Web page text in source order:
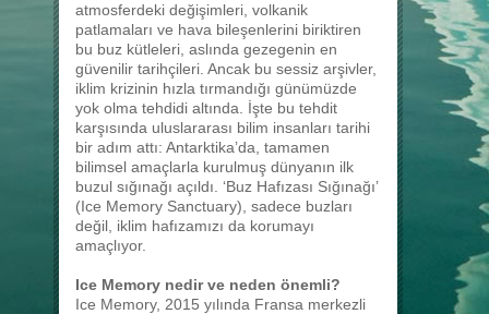
atmosferdeki değişimleri, volkanik
patlamaları ve hava bileşenlerini biriktiren
bu buz kütleleri, aslında gezegenin en
güvenilir tarihçileri. Ancak bu sessiz arşivler,
iklim krizinin hızla tırmandığı günümüzde
yok olma tehdidi altında. İşte bu tehdit
karşısında uluslararası bilim insanları tarihi
bir adım attı: Antarktika’da, tamamen
bilimsel amaçlarla kurulmuş dünyanın ilk
buzul sığınağı açıldı. ‘Buz Hafızası Sığınağı’
(Ice Memory Sanctuary), sadece buzları
değil, iklim hafızamızı da korumayı
amaçlıyor.
Ice Memory nedir ve neden önemli?
Ice Memory, 2015 yılında Fransa merkezli